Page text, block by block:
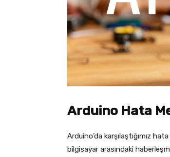
Arduino Hata
Arduino’da karşılaştığımız
bilgisayar arasındaki